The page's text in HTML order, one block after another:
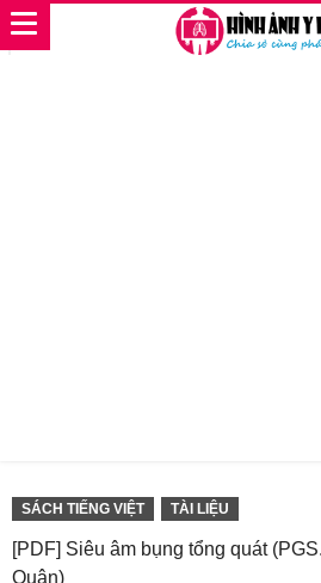
SÁCH TIẾNG VIỆT TÀI LIỆU
[PDF] Siêu âm bụng tổng quát
Quân)